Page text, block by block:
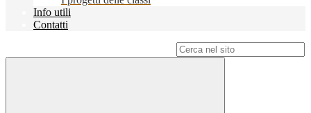
Info utili
Contatti